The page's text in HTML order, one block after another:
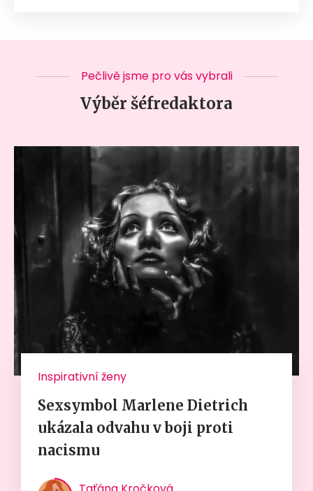
Pečlivě jsme pro vás vybrali
Výběr šéfredaktora
Inspirativní ženy
Sexsymbol Marlene Dietrich
ukázala odvahu v boji proti
nacismu